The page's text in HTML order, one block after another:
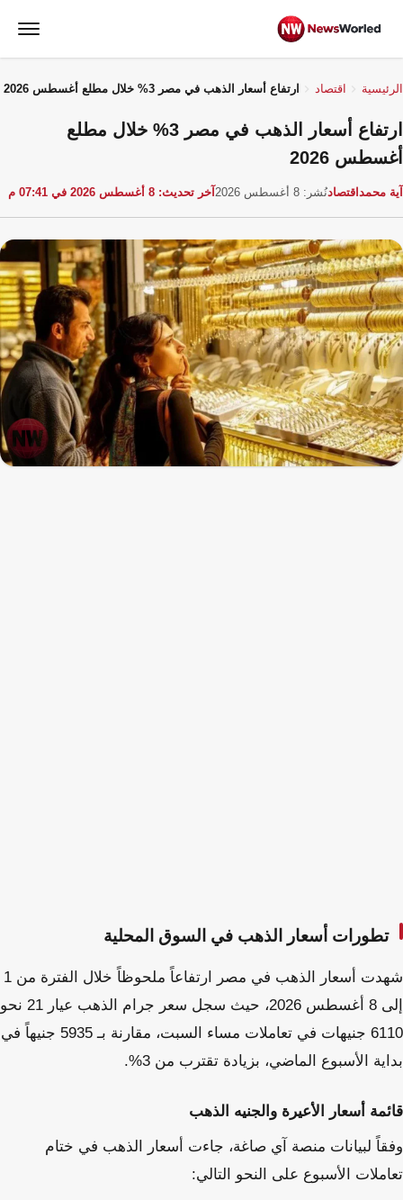
الرئيسية اقتصاد ارتفاع أسعار الذهب في مصر 3% خلال مطلع أغسطس 2026
ارتفاع أسعار الذهب في مصر 3% خلال مطلع
أغسطس 2026
آية محمد اقتصادنُشر: 8 أغسطس 2026 آخر تحديث: 8 أغسطس 2026 في 07:41 م
تطورات أسعار الذهب في السوق المحلية
شهدت أسعار الذهب في مصر ارتفاعاً ملحوظاً خلال الفترة من 1
إلى 8 أغسطس 2026، حيث سجل سعر جرام الذهب عيار 21 نحو
6110 جنيهات في تعاملات مساء السبت، مقارنة بـ 5935 جنيهاً في
بداية الأسبوع الماضي، بزيادة تقترب من 3%.
قائمة أسعار الأعيرة والجنيه الذهب
وفقاً لبيانات منصة آي صاغة، جاءت أسعار الذهب في ختام
تعاملات الأسبوع على النحو التالي: